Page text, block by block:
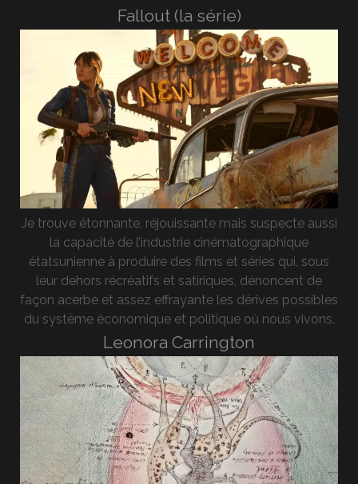
Fallout (la série)
Je trouve étonnante, réjouissante mais suspecte aussi
la capacité de l’industrie cinématographique
étatsunienne à produire des films et séries qui, sous
leur dehors récréatifs et satiriques, dénoncent de
façon acerbe et assez effrayante les dérives possibles
du système économique et politique où nous vivons.
Leonora Carrington